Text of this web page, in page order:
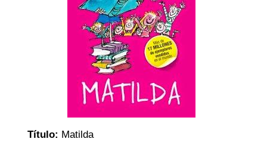
Título: Matilda